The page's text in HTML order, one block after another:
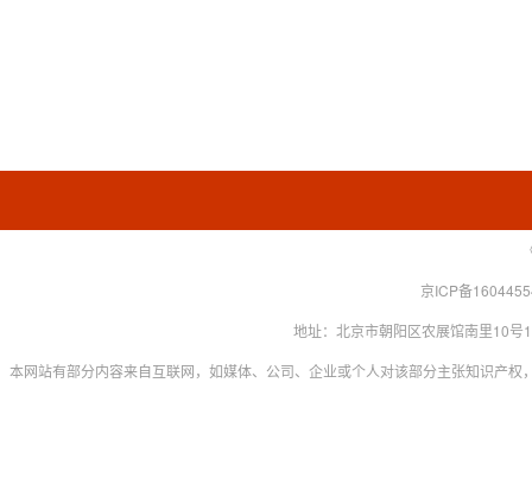
京ICP备
地址：北京市朝阳区农展馆南里10
本网站有部分内容来自互联网，如媒体、公司、企业或个人对该部分主张知识产